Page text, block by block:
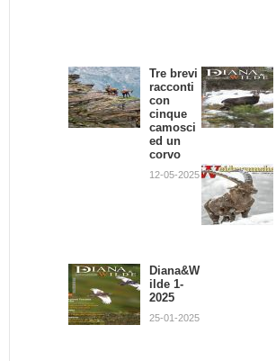
Tre brevi
racconti
con
cinque
camosci
ed un
corvo
12-05-2025
Diana&W
ilde 1-
2025
25-01-2025
Bando di
Concors
o:
Scrivend
o e
Cacciand
o
30-09-2013
Osvaldo